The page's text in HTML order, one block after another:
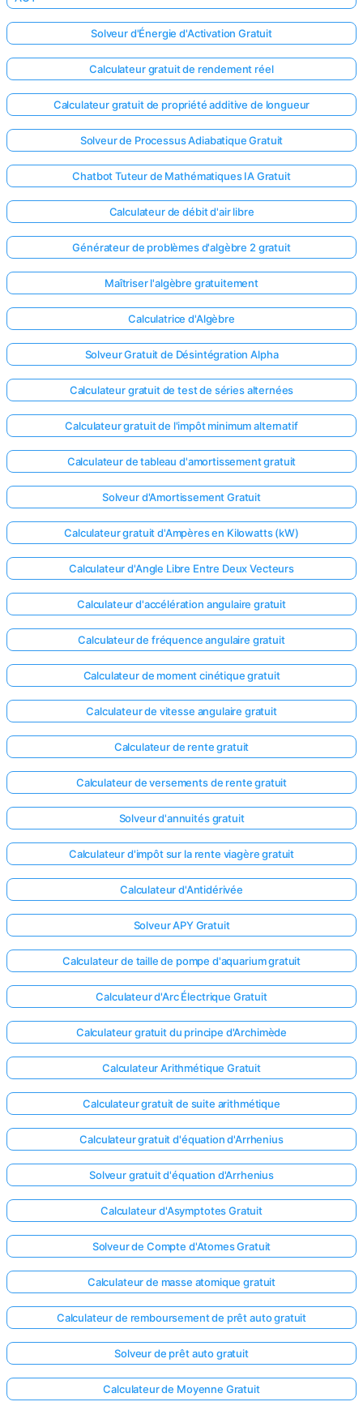
Solveur d'Énergie d'Activation Gratuit
Calculateur gratuit de rendement réel
Calculateur gratuit de propriété additive de longueur
Solveur de Processus Adiabatique Gratuit
Chatbot Tuteur de Mathématiques IA Gratuit
Calculateur de débit d'air libre
Générateur de problèmes d'algèbre 2 gratuit
Maîtriser l'algèbre gratuitement
Calculatrice d'Algèbre
Solveur Gratuit de Désintégration Alpha
Calculateur gratuit de test de séries alternées
Calculateur gratuit de l'impôt minimum alternatif
Calculateur de tableau d'amortissement gratuit
Solveur d'Amortissement Gratuit
Calculateur gratuit d'Ampères en Kilowatts (kW)
Calculateur d'Angle Libre Entre Deux Vecteurs
Calculateur d'accélération angulaire gratuit
Calculateur de fréquence angulaire gratuit
Calculateur de moment cinétique gratuit
Calculateur de vitesse angulaire gratuit
Calculateur de rente gratuit
Calculateur de versements de rente gratuit
Solveur d'annuités gratuit
Calculateur d'impôt sur la rente viagère gratuit
Calculateur d'Antidérivée
Solveur APY Gratuit
Calculateur de taille de pompe d'aquarium gratuit
Calculateur d'Arc Électrique Gratuit
Calculateur gratuit du principe d'Archimède
Calculateur Arithmétique Gratuit
Calculateur gratuit de suite arithmétique
Calculateur gratuit d'équation d'Arrhenius
Solveur gratuit d'équation d'Arrhenius
Calculateur d'Asymptotes Gratuit
Solveur de Compte d'Atomes Gratuit
Calculateur de masse atomique gratuit
Calculateur de remboursement de prêt auto gratuit
Solveur de prêt auto gratuit
Calculateur de Moyenne Gratuit